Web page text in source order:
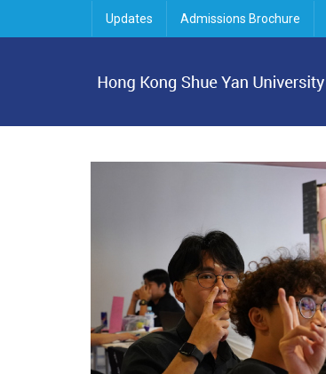
Updates Admissions Brochure